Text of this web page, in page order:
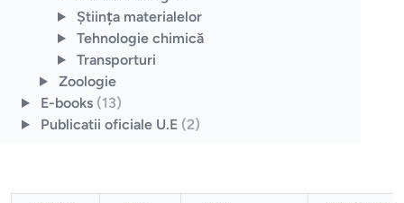
Ştiinţa materialelor
Tehnologie chimică
Transporturi
Zoologie
E-books (13)
Publicatii oficiale U.E (2)